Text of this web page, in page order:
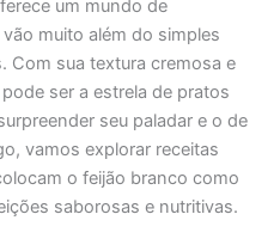
um mundo de
muito além do simples
Com sua textura cremosa e
ser a estrela de pratos
seu paladar e o de
vamos explorar receitas
o feijão branco como
saborosas e nutritivas.